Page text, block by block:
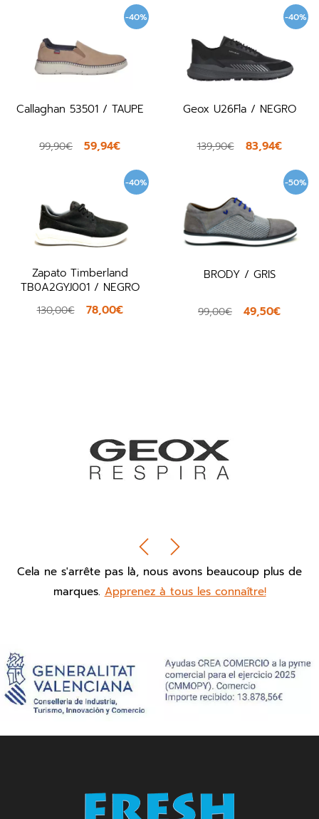
-40%
Callaghan 53501 / TAUPE
99,90€ 59,94€
-40%
Geox U26Fla / NEGRO
139,90€ 83,94€
-40%
Zapato Timberland
TB0A2GYJ001 / NEGRO
130,00€ 78,00€
-50%
BRODY / GRIS
99,00€ 49,50€
Cela ne s'arrête pas là, nous avons beaucoup plus de
marques. Apprenez à tous les connaître!